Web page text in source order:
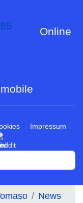
Online
Impressum
News